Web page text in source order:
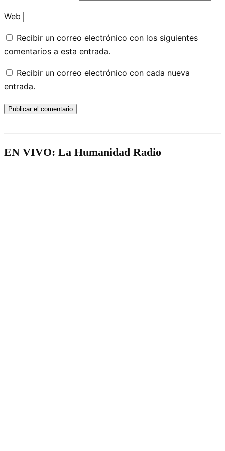
Web
Recibir un correo electrónico con los siguientes
comentarios a esta entrada.
Recibir un correo electrónico con cada nueva
entrada.
EN VIVO: La Humanidad Radio